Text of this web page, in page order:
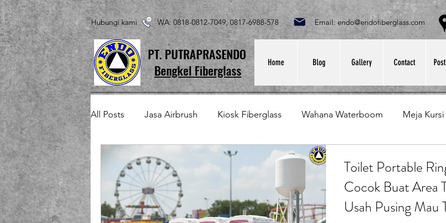
Hubungi kami WA: 0818-0812-7049, 0817-6988-578 Email:endo@endofiberglass.com
Bengkel Fiberglass
PT. PUTRAPRASENDO Home Blog Gallery Contact
All Posts Jasa Airbrush Kiosk Fiberglass Wahana Waterboom Meja
Produk Fiberglass Custom Bak Fiberglass Sirkus Waterplay
Patung Fiberglass Tempat Sampah Fiberglass Lining Fiberglass Ilmu
Toilet Portable
Cocok Buat Area
Usah Pusing Mau